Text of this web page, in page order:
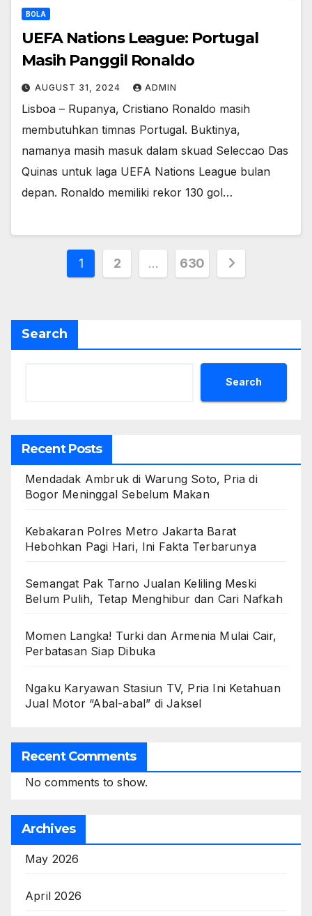
BOLA
UEFA Nations League: Portugal
Masih Panggil Ronaldo
AUGUST 31, 2024 ADMIN
Lisboa – Rupanya, Cristiano Ronaldo masih
membutuhkan timnas Portugal. Buktinya,
namanya masih masuk dalam skuad Seleccao Das
Quinas untuk laga UEFA Nations League bulan
depan. Ronaldo memiliki rekor 130 gol…
Posts
1 2 … 630
Search
Search
Recent Posts
Mendadak Ambruk di Warung Soto, Pria di
Bogor Meninggal Sebelum Makan
Kebakaran Polres Metro Jakarta Barat
Hebohkan Pagi Hari, Ini Fakta Terbarunya
Semangat Pak Tarno Jualan Keliling Meski
Belum Pulih, Tetap Menghibur dan Cari Nafkah
Momen Langka! Turki dan Armenia Mulai Cair,
Perbatasan Siap Dibuka
Ngaku Karyawan Stasiun TV, Pria Ini Ketahuan
Jual Motor “Abal-abal” di Jaksel
Recent Comments
No comments to show.
Archives
May 2026
April 2026